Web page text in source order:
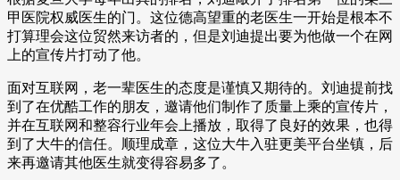
甲医院权威医生的门。这位德高望重的老医生一开始是根本不
打算理会这位贸然来访者的，但是刘迪提出要为他做一个在网
上的宣传片打动了他。
面对互联网，老一辈医生的态度是谨慎又期待的。刘迪提前找
到了在优酷工作的朋友，邀请他们制作了质量上乘的宣传片，
并在互联网和整容行业年会上播放，取得了良好的效果，也得
到了大牛的信任。顺理成章，这位大牛入驻更美平台坐镇，后
来再邀请其他医生就变得容易多了。